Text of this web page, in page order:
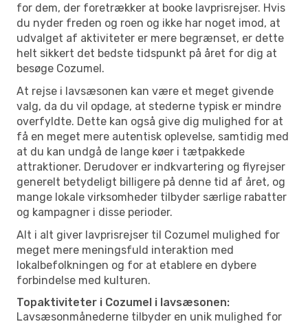
for dem, der foretrækker at booke lavprisrejser. Hvis
du nyder freden og roen og ikke har noget imod, at
udvalget af aktiviteter er mere begrænset, er dette
helt sikkert det bedste tidspunkt på året for dig at
besøge Cozumel.
At rejse i lavsæsonen kan være et meget givende
valg, da du vil opdage, at stederne typisk er mindre
overfyldte. Dette kan også give dig mulighed for at
få en meget mere autentisk oplevelse, samtidig med
at du kan undgå de lange køer i tætpakkede
attraktioner. Derudover er indkvartering og flyrejser
generelt betydeligt billigere på denne tid af året, og
mange lokale virksomheder tilbyder særlige rabatter
og kampagner i disse perioder.
Alt i alt giver lavprisrejser til Cozumel mulighed for
meget mere meningsfuld interaktion med
lokalbefolkningen og for at etablere en dybere
forbindelse med kulturen.
Topaktiviteter i Cozumel i lavsæsonen:
Lavsæsonmånederne tilbyder en unik mulighed for